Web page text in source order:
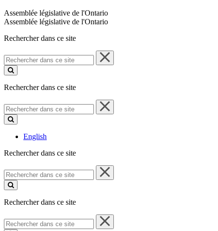
Assemblée législative de l'Ontario
Assemblée législative de l'Ontario
Rechercher dans ce site
Rechercher
dans
ce
Rechercher dans ce site
Rechercher
dans
ce
English
Rechercher dans ce site
Rechercher
dans
ce
Rechercher dans ce site
Rechercher
dans